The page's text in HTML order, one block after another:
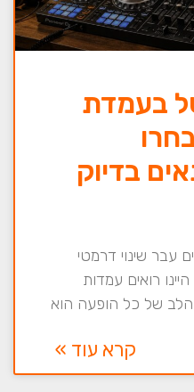
בעמדת
בדיוק
עבר שינוי דרמטי
רואים עמדות
הלב של כל הופעה הוא
קרא עוד »